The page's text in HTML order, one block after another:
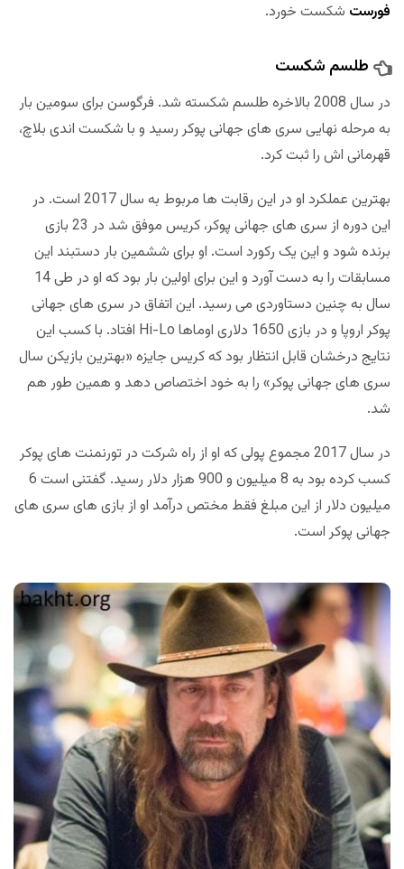
فورست شکست خورد.
طلسم شکست
در سال 2008 بالاخره طلسم شکسته شد. فرگوسن برای سومین بار
به مرحله نهایی سری های جهانی پوکر رسید و با شکست اندی بلاچ،
قهرمانی اش را ثبت کرد.
بهترین عملکرد او در این رقابت ها مربوط به سال 2017 است. در
این دوره از سری های جهانی پوکر، کریس موفق شد در 23 بازی
برنده شود و این یک رکورد است. او برای ششمین بار دستبند این
مسابقات را به دست آورد و این برای اولین بار بود که او در طی 14
سال به چنین دستاوردی می رسید. این اتفاق در سری های جهانی
پوکر اروپا و در بازی 1650 دلاری اوماها Hi-Lo افتاد. با کسب این
نتایج درخشان قابل انتظار بود که کریس جایزه «بهترین بازیکن سال
سری های جهانی پوکر» را به خود اختصاص دهد و همین طور هم
شد.
در سال 2017 مجموع پولی که او از راه شرکت در تورنمنت های پوکر
کسب کرده بود به 8 میلیون و 900 هزار دلار رسید. گفتنی است 6
میلیون دلار از این مبلغ فقط مختص درآمد او از بازی های سری های
جهانی پوکر است.